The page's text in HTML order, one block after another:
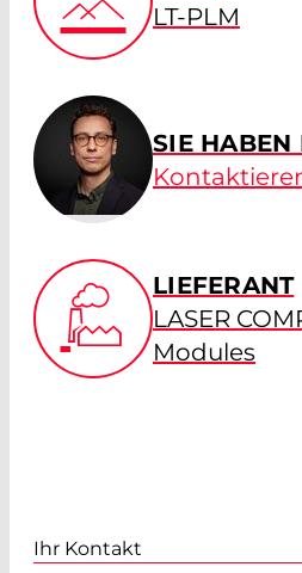
LT-PLM
SIE HABEN
LIEFERANT
LASER
Modules
Ihr Kontakt